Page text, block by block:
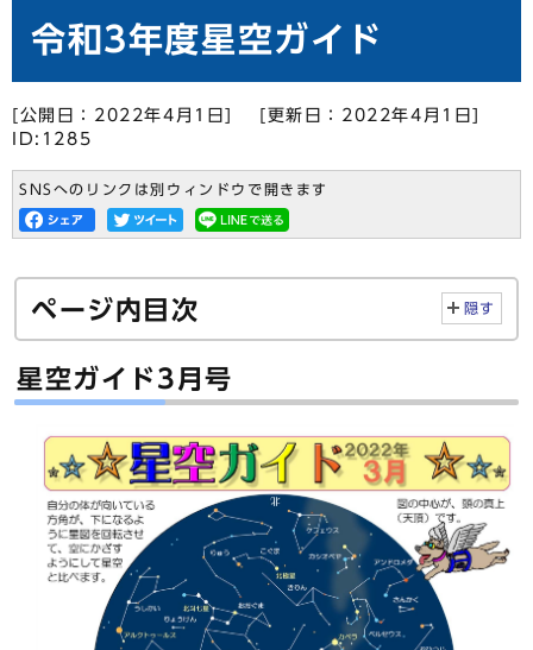
令和3年度星空ガイド
[公開日：2022年4月1日]
[更新日：2022年4月1日]
ID:1285
SNSへのリンクは別ウィンドウで開きます
ページ内目次 隠す
星空ガイド3月号